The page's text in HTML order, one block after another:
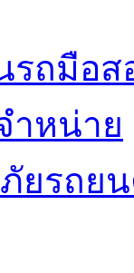
รถมือส
ำหน่าย
ยรถย